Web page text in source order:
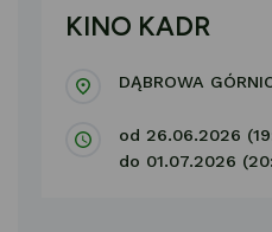
KINO KADR
DĄBROWA
od 26.06.2026
do 01.07.2026